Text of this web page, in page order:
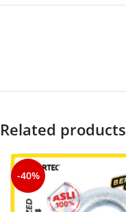
Related products
-40%